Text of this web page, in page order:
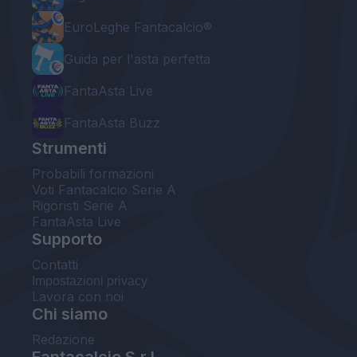
EuroLeghe Fantacalcio®
Guida per l'asta perfetta
FantaAsta Live
FantaAsta Buzz
Strumenti
Probabili formazioni
Voti Fantacalcio Serie A
Rigoristi Serie A
FantaAsta Live
Supporto
Contatti
Impostazioni privacy
Lavora con noi
Chi siamo
Redazione